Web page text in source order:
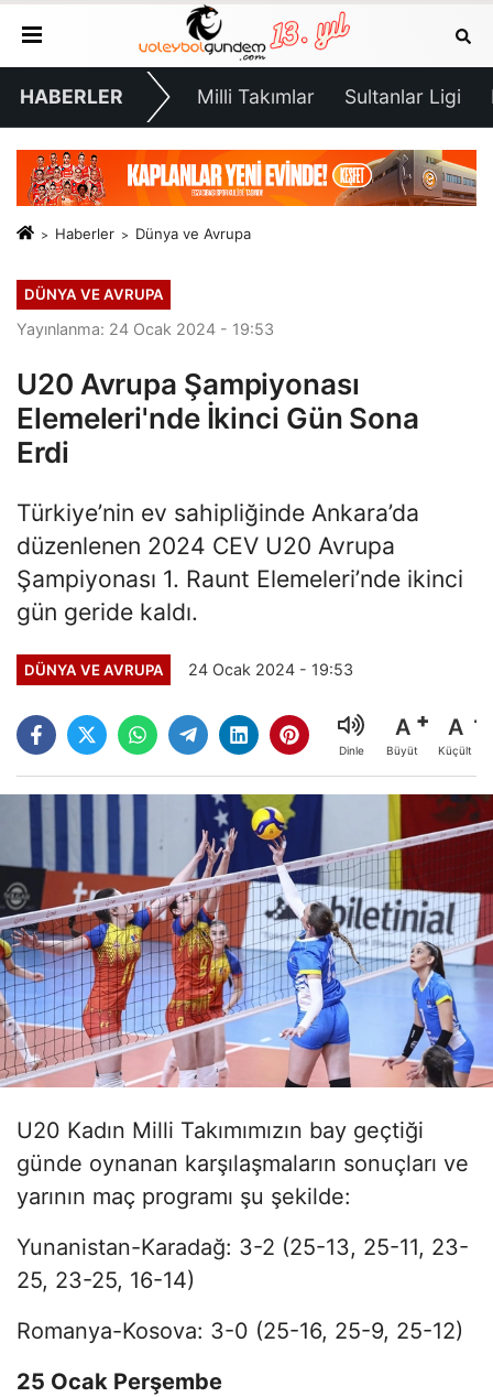
HABERLER Milli Takımlar Sultanlar Ligi
Haberler Dünya ve Avrupa
DÜNYA VE AVRUPA
Yayınlanma: 24 Ocak 2024 - 19:53
U20 Avrupa Şampiyonası
Elemeleri'nde İkinci Gün Sona
Erdi
Türkiye’nin ev sahipliğinde Ankara’da
düzenlenen 2024 CEV U20 Avrupa
Şampiyonası 1. Raunt Elemeleri’nde ikinci
gün geride kaldı.
DÜNYA VE AVRUPA 24 Ocak 2024 - 19:53
Dinle
A
Büyüt
A
Küçült
U20 Kadın Milli Takımımızın bay geçtiği
günde oynanan karşılaşmaların sonuçları ve
yarının maç programı şu şekilde:
Yunanistan-Karadağ: 3-2 (25-13, 25-11, 23-
25, 23-25, 16-14)
Romanya-Kosova: 3-0 (25-16, 25-9, 25-12)
25 Ocak Perşembe